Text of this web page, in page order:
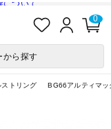
ついて
入
ロ
ン
0
から探す
ストリング BG66アルティマ